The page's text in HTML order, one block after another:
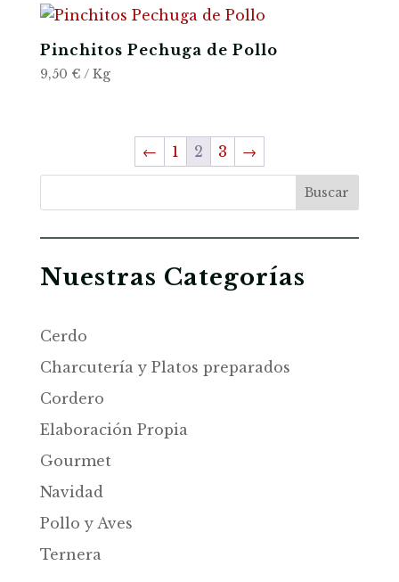
Pinchitos Pechuga de Pollo
9,50 € / Kg
← 1 2 3 →
Buscar
Nuestras Categorías
Cerdo
Charcutería y Platos preparados
Cordero
Elaboración Propia
Gourmet
Navidad
Pollo y Aves
Ternera